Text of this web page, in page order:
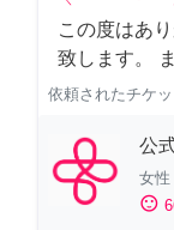
この度はあ
致します。
依頼されたチケッ
公
女性
sentiment_satisfied